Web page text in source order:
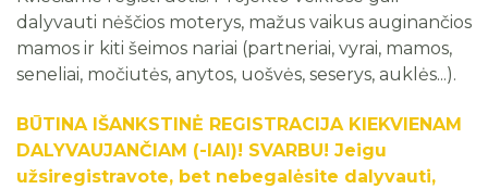
Viešieji pirkimai
Biudžeto vykdymo ataskaitų rinkiniai
Finansinių ataskaitų rinkiniai
Vieši pranešimai
Nemokama metimo rūkyti programa
dalyvauti nėščios moterys, mažus vaikus auginančios
mamos ir kiti šeimos nariai (partneriai, vyrai, mamos,
seneliai, močiutės, anytos, uošvės, seserys, auklės...).
BŪTINA IŠANKSTINĖ REGISTRACIJA KIEKVIENAM
DALYVAUJANČIAM (-IAI)! SVARBU! Jeigu
užsiregistravote, bet nebegalėsite dalyvauti,